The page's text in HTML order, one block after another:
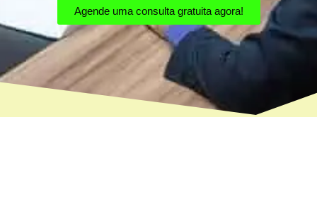
Agende uma consulta gratuita agora!